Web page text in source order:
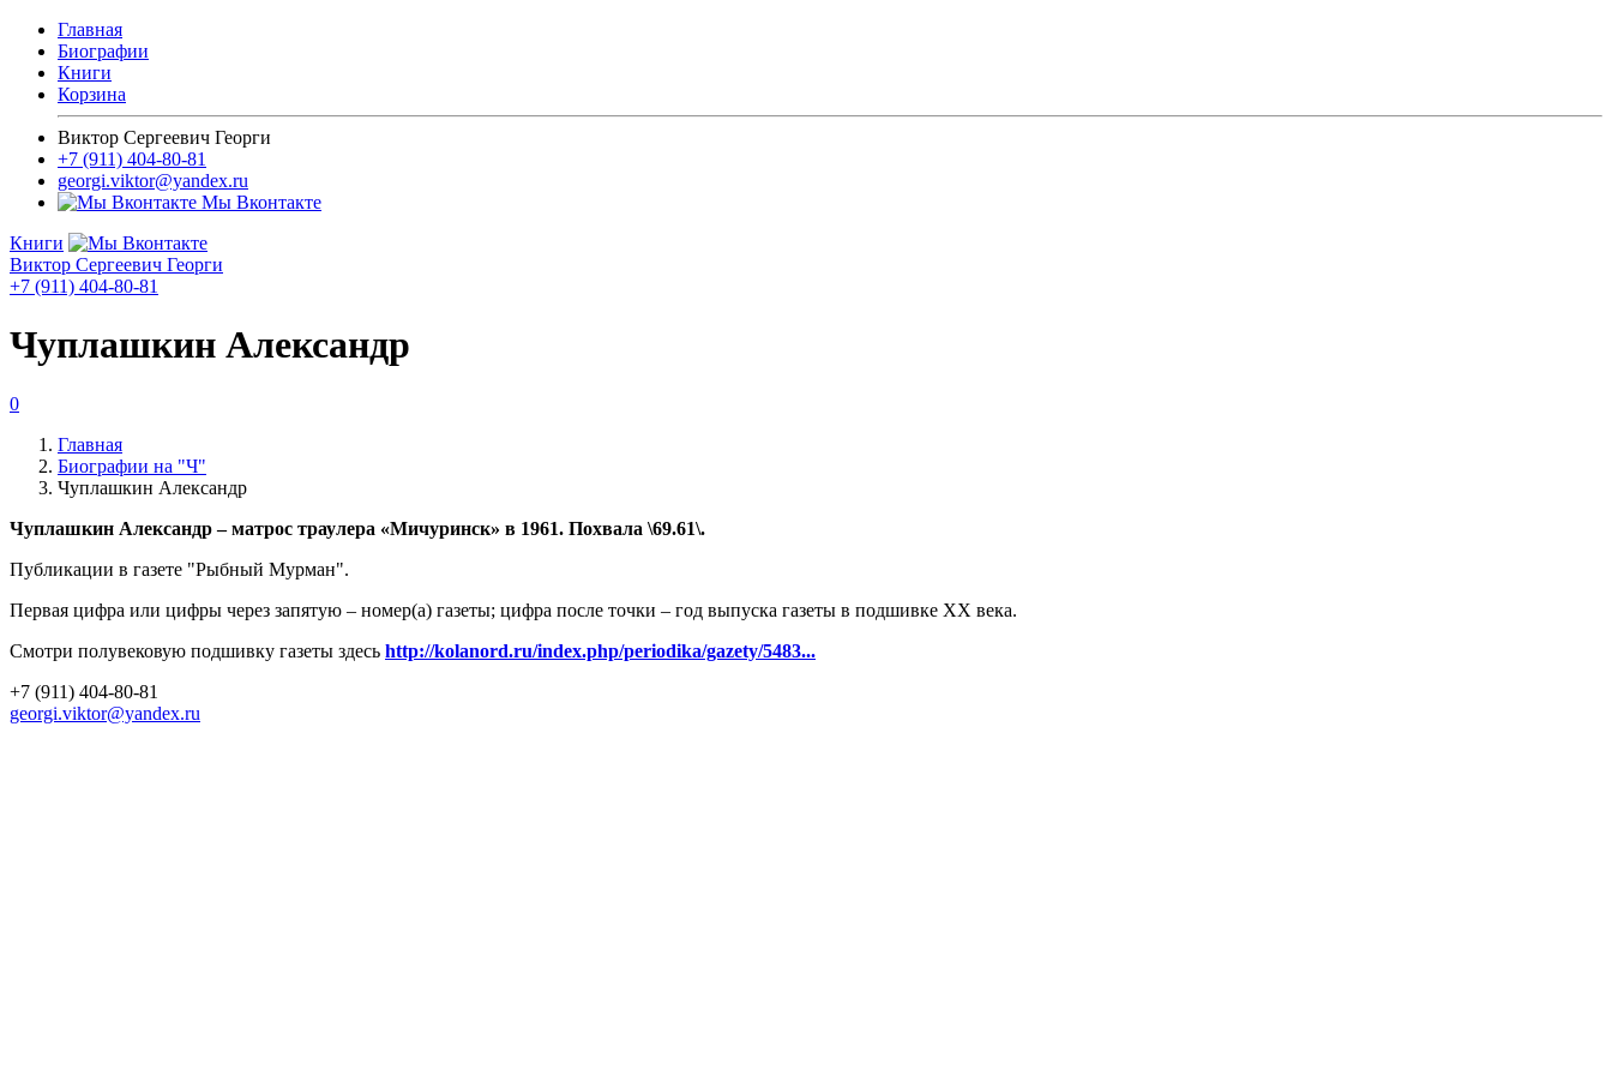
Главная
Биографии
Книги
Корзина
Виктор Сергеевич Георги
+7 (911) 404-80-81
georgi.viktor@yandex.ru
Мы Вконтакте
Книги
Виктор Сергеевич Георги
+7 (911) 404-80-81
Чуплашкин Александр
0
Главная
Биографии на "Ч"
Чуплашкин Александр
Чуплашкин Александр – матрос траулера «Мичуринск» в 1961. Похвала \69.61\.
Публикации в газете "Рыбный Мурман".
Первая цифра или цифры через запятую – номер(а) газеты; цифра после точки – год выпуска газеты в подшивке ХХ века.
Смотри полувековую подшивку газеты здесь http://kolanord.ru/index.php/periodika/gazety/5483...
+7 (911) 404-80-81
georgi.viktor@yandex.ru